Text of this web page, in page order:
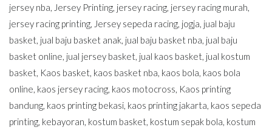
jersey nba, Jersey Printing, jersey racing, jersey racing murah,
jersey racing printing, Jersey sepeda racing, jogja, jual baju
basket, jual baju basket anak, jual baju basket nba, jual baju
basket online, jual jersey basket, jual kaos basket, jual kostum
basket, Kaos basket, kaos basket nba, kaos bola, kaos bola
online, kaos jersey racing, kaos motocross, Kaos printing
bandung, kaos printing bekasi, kaos printing jakarta, kaos sepeda
printing, kebayoran, kostum basket, kostum sepak bola, kostum